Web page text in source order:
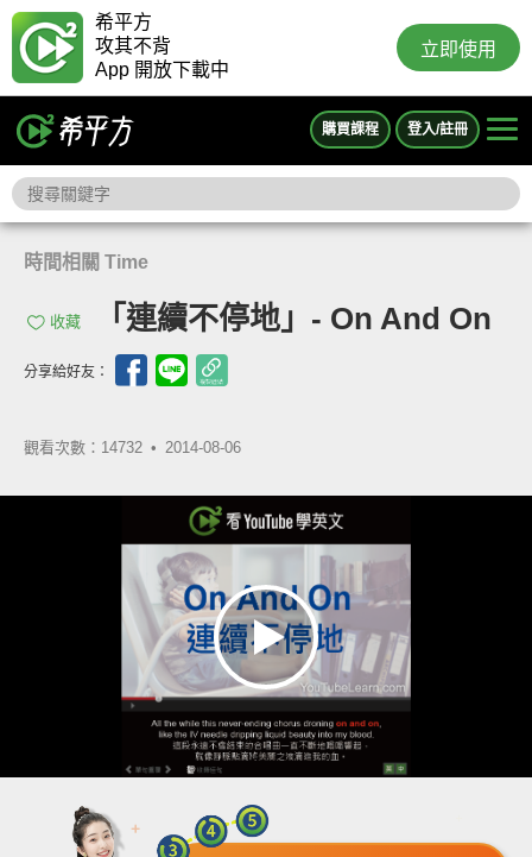
希平方
攻其不背
App 開放下載中
立即使用
購買課程 登入/註冊
時間相關 Time
收藏 「連續不停地」- On And On
分享給好友：
觀看次數：14732 • 2014-08-06